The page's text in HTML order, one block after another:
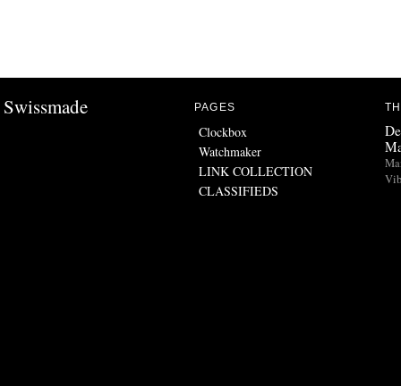
Swissmade PAGES
Clockbox
Watchmaker
LINK COLLECTION
CLASSIFIEDS